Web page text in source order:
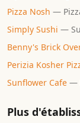
Pizza Nosh —
Simply Sushi —
Benny's Brick
Perizia Kosher
Sunflower Cafe —
Plus